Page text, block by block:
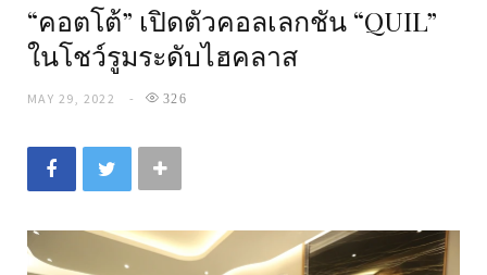
s
“คอตโต้” เปิดตัวคอลเลกชัน “QUIL”
ในโชว์รูมระดับไฮคลาส
MAY 29, 2022 326